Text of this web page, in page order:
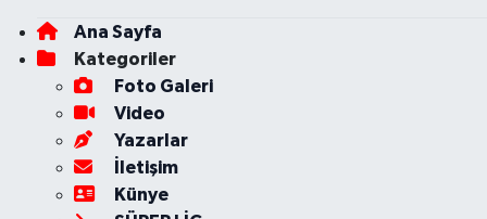
Ana Sayfa
Kategoriler
Foto Galeri
Video
Yazarlar
İletişim
Künye